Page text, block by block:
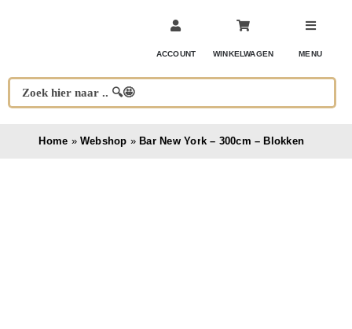
ACCOUNT WINKELWAGEN MENU
Home » Webshop » Bar New York – 300cm – Blokken